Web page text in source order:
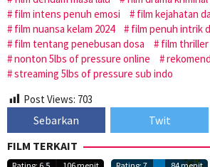
film intens penuh emosi
film kejahatan
film nuansa kelam 2024
film penuh intrik
film tentang penebusan dosa
film
nonton 5lbs of pressure online
streaming 5lbs of pressure sub indo
Post Views: 703
Sebarkan Twit
FILM TERKAIT